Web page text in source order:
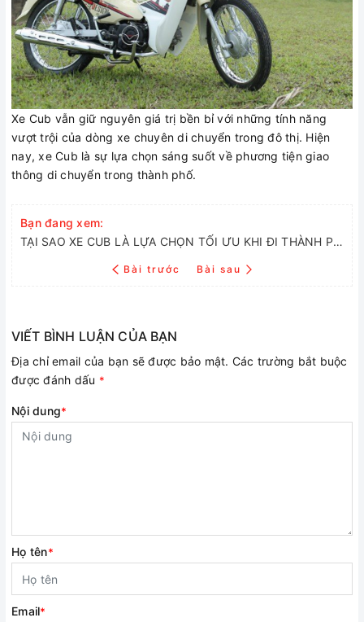
Xe Cub vẫn giữ nguyên giá trị bền bỉ với những tính năng
vượt trội của dòng xe chuyên di chuyển trong đô thị. Hiện
nay, xe Cub là sự lựa chọn sáng suốt về phương tiện giao
thông di chuyển trong thành phố.
Bạn đang xem:
TẠI SAO XE CUB LÀ LỰA CHỌN TỐI ƯU KHI ĐI THÀNH PHỐ?
Bài trước Bài sau
VIẾT BÌNH LUẬN CỦA BẠN
Địa chỉ email của bạn sẽ được bảo mật. Các trường bắt buộc
được đánh dấu *
Nội dung*
Họ tên*
Email*